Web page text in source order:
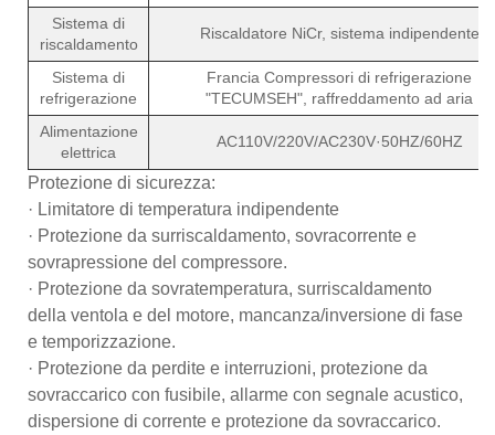
Sistema di
riscaldamento
Riscaldatore NiCr, sistema indipendente
Sistema di
refrigerazione
Francia Compressori di refrigerazione
"TECUMSEH", raffreddamento ad aria
Alimentazione
elettrica
AC110V/220V/AC230V·50HZ/60HZ
Protezione di sicurezza:
· Limitatore di temperatura indipendente
· Protezione da surriscaldamento, sovracorrente e
sovrapressione del compressore.
· Protezione da sovratemperatura, surriscaldamento
della ventola e del motore, mancanza/inversione di fase
e temporizzazione.
· Protezione da perdite e interruzioni, protezione da
sovraccarico con fusibile, allarme con segnale acustico,
dispersione di corrente e protezione da sovraccarico.